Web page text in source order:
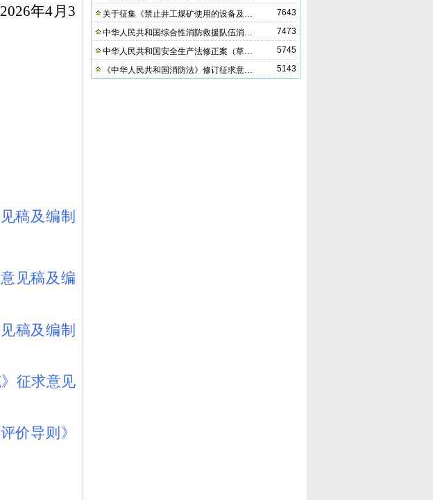
年4月3
稿及编制
见稿及编
稿及编制
征求意见
价导则》
7643
关于征集《禁止井工煤矿使用的设备及…
7473
中华人民共和国综合性消防救援队伍消…
5745
中华人民共和国安全生产法修正案（草…
5143
《中华人民共和国消防法》修订征求意…